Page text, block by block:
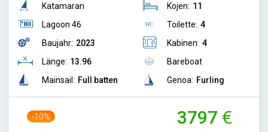
Katamaran
Lagoon 46
Baujahr: 2023
Länge: 13.96
Mainsail: Full batten
Kojen: 11
Toilette: 4
Kabinen: 4
Bareboat
Genoa: Furling
-10% 3797